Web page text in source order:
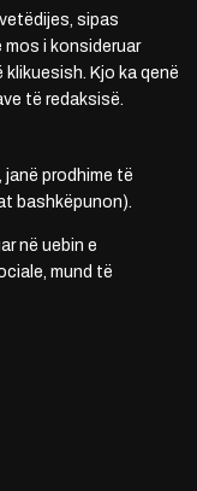
sipas
i konsideruar
Kjo ka qenë
të redaksisë.
prodhime të
bashkëpunon).
në uebin e
mund të